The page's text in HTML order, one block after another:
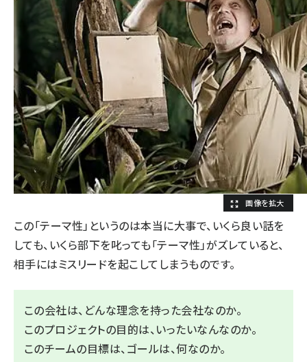
この「テーマ性」というのは本当に大事で、いくら良い話を
しても、いくら部下を叱っても「テーマ性」がズレていると、
相手にはミスリードを起こしてしまうものです。
この会社は、どんな理念を持った会社なのか。
このプロジェクトの目的は、いったいなんなのか。
このチームの目標は、ゴールは、何なのか。